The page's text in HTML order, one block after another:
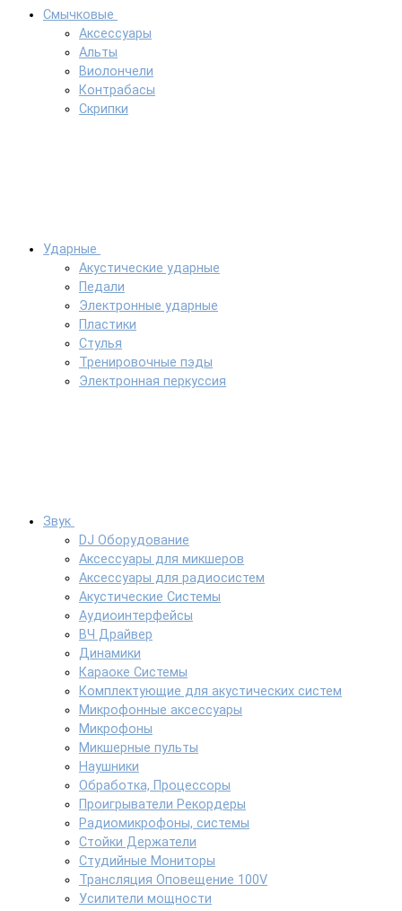
Смычковые
Аксессуары
Альты
Виолончели
Контрабасы
Скрипки
Ударные
Акустические ударные
Педали
Электронные ударные
Пластики
Стулья
Тренировочные пэды
Электронная перкуссия
Звук
DJ Оборудование
Аксессуары для микшеров
Аксессуары для радиосистем
Акустические Системы
Аудиоинтерфейсы
ВЧ Драйвер
Динамики
Караоке Системы
Комплектующие для акустических систем
Микрофонные аксессуары
Микрофоны
Микшерные пульты
Наушники
Обработка, Процессоры
Проигрыватели Рекордеры
Радиомикрофоны, системы
Стойки Держатели
Студийные Мониторы
Трансляция Оповещение 100V
Усилители мощности